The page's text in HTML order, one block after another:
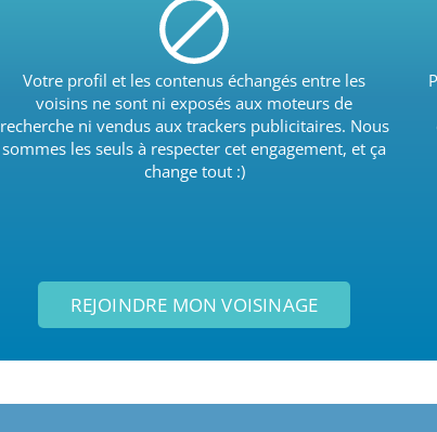
Votre profil et les contenus échangés entre les
voisins ne sont ni exposés aux moteurs de
recherche ni vendus aux trackers publicitaires. Nous
sommes les seuls à respecter cet engagement, et ça
change tout :)
REJOINDRE MON VOISINAGE